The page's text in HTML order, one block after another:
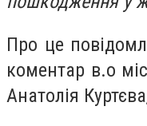
Про це
коментар в.о
Анатолія